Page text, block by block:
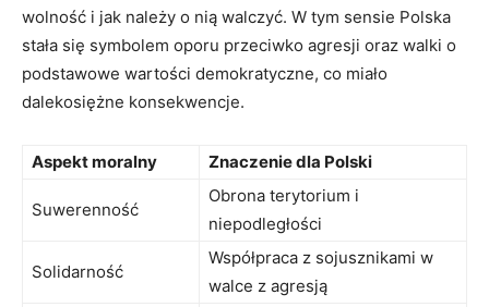
⁤wolność i jak należy o nią walczyć. ‍W ⁢tym sensie ⁤Polska⁤
stała się symbolem oporu przeciwko agresji oraz walki o
podstawowe wartości demokratyczne, co miało
dalekosiężne konsekwencje.
Aspekt moralny Znaczenie dla Polski
Suwerenność
Obrona terytorium i
niepodległości
Solidarność
Współpraca z sojusznikami w
walce ‍z agresją